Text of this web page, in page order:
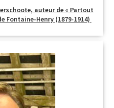
auteur de « Partout
Fontaine-Henry (1879-1914)